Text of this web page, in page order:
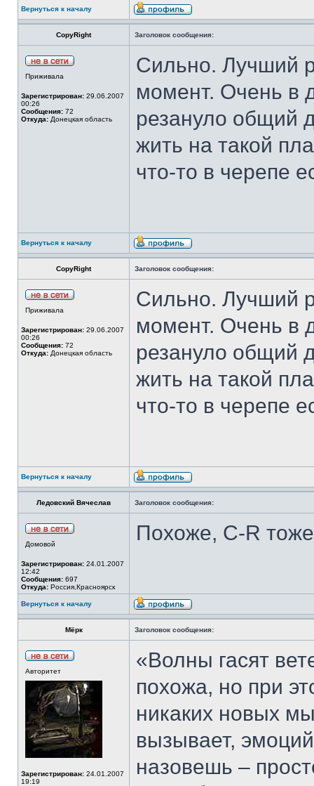
Вернуться к началу
CopyRight Заголовок сообщения:
Приживала
Зарегистрирован: 29.06.2007
00:26
Сообщения: 72
Откуда: Донецкая область
Сильно. Лучший
момент. Очень в
резануло общий
жить на такой
что-то в черепе
Вернуться к началу
CopyRight Заголовок сообщения:
Приживала
Зарегистрирован: 29.06.2007
00:26
Сообщения: 72
Откуда: Донецкая область
Сильно. Лучший
момент. Очень в
резануло общий
жить на такой
что-то в черепе
Вернуться к началу
Ледовский Вячеслав Заголовок сообщения:
Домовой
Зарегистрирован: 24.01.2007
12:42
Сообщения: 697
Откуда: Россия,Красноярск
Похоже, С-R
Вернуться к началу
Мёрк Заголовок сообщения:
Авторитет
Зарегистрирован: 24.01.2007
19:19
«Волны гасят
похожа, но при
никаких новых
вызывает,
назовешь –